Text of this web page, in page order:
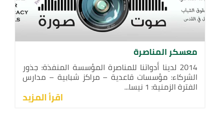
معسكر المناصرة
2014 لدينا أَدواتنا للمناصرة المؤسسة المنفذة: جذور
الشركاء: مؤسسات قاعدية – مراكز شبابية – مدارس
الفترة الزمنية: 1 نيسا...
اقرأ المزيد